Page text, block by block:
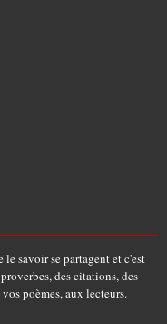
savoir se partagent et c'est
des citations, des
poèmes, aux lecteurs.